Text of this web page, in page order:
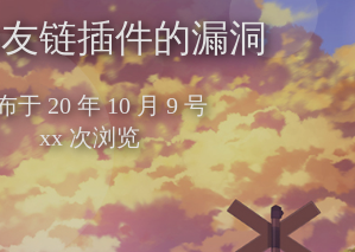
链插件的漏洞
于 20 年 10 月 9 号
xx次浏览